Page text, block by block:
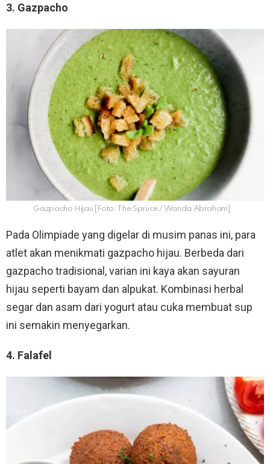
3. Gazpacho
Gazpacho Hijau [Foto: The Spruce / Wanda Abraham]
Pada Olimpiade yang digelar di musim panas ini, para
atlet akan menikmati gazpacho hijau. Berbeda dari
gazpacho tradisional, varian ini kaya akan sayuran
hijau seperti bayam dan alpukat. Kombinasi herbal
segar dan asam dari yogurt atau cuka membuat sup
ini semakin menyegarkan.
4. Falafel